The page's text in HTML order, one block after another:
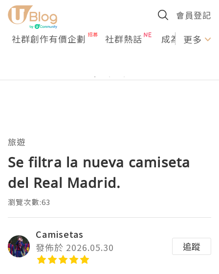
會員登記
社群創作有價企劃 社群熱話 成為U更多
旅遊
Se filtra la nueva camiseta
del Real Madrid.
瀏覽次數:63
Camisetas
發佈於 2026.05.30
追蹤